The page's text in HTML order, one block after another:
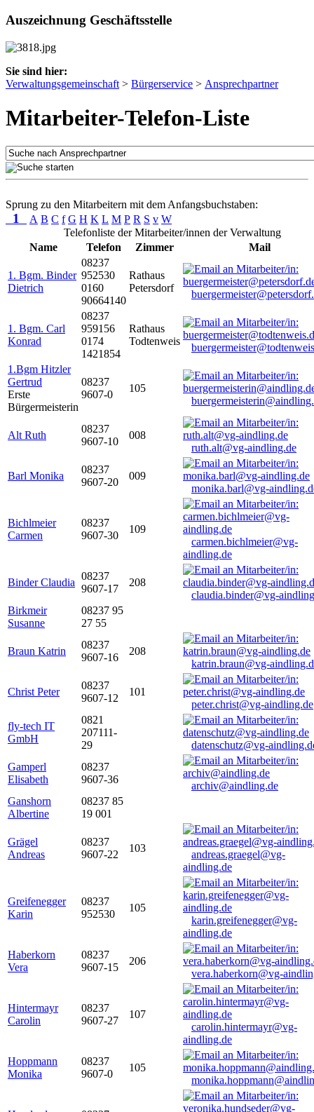
Auszeichnung Geschäftsstelle
Sie sind hier:
Verwaltungsgemeinschaft > Bürgerservice > Ansprechpartner
Mitarbeiter-Telefon-Liste
Sprung zu den Mitarbeitern mit dem Anfangsbuchstaben:
1 A B C f G H K L M P R S v W
Telefonliste der Mitarbeiter/innen der Verwaltung
Name
Telefon Zimmer Mail
1. Bgm. Binder
Dietrich
08237
952530
0160
90664140
Rathaus
Petersdorf
1. Bgm. Carl
Konrad
08237
959156
0174
1421854
Rathaus
Todtenweis
1.Bgm Hitzler
Gertrud
Erste
Bürgermeisterin
08237
9607-0
105
Alt Ruth
08237
9607-10
008
ruth.alt@vg-aindling.de
Barl Monika
08237
9607-20
009
monika.barl@vg-
Bichlmeier
Carmen
08237
9607-30
109
carmen.bichlmeier@vg-
aindling.de
Binder Claudia
08237
9607-17
208
claudia.binder@vg-
Birkmeir
Susanne
08237 95
27 55
Braun Katrin
08237
9607-16
208
katrin.braun@vg-
Christ Peter
08237
9607-12
101
peter.christ@vg-aindling.de
fly-tech IT
GmbH
0821
207111-
29
datenschutz@vg-
Gamperl
Elisabeth
08237
9607-36
archiv@aindling.de
Ganshorn
Albertine
08237 85
19 001
Grägel
Andreas
08237
9607-22
103
andreas.graegel@vg-
aindling.de
Greifenegger
Karin
08237
952530
105
karin.greifenegger@vg-
aindling.de
Haberkorn
Vera
08237
9607-15
206
vera.haberkorn@vg-
Hintermayr
Carolin
08237
9607-27
107
carolin.hintermayr@vg-
aindling.de
Hoppmann
Monika
08237
9607-0
105